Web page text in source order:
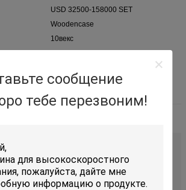
сообщение
тебе перезвоним!
USD 32500-158000 SET
Woodencase
10векс
L / C, T / T
природный газ/дизель/etc